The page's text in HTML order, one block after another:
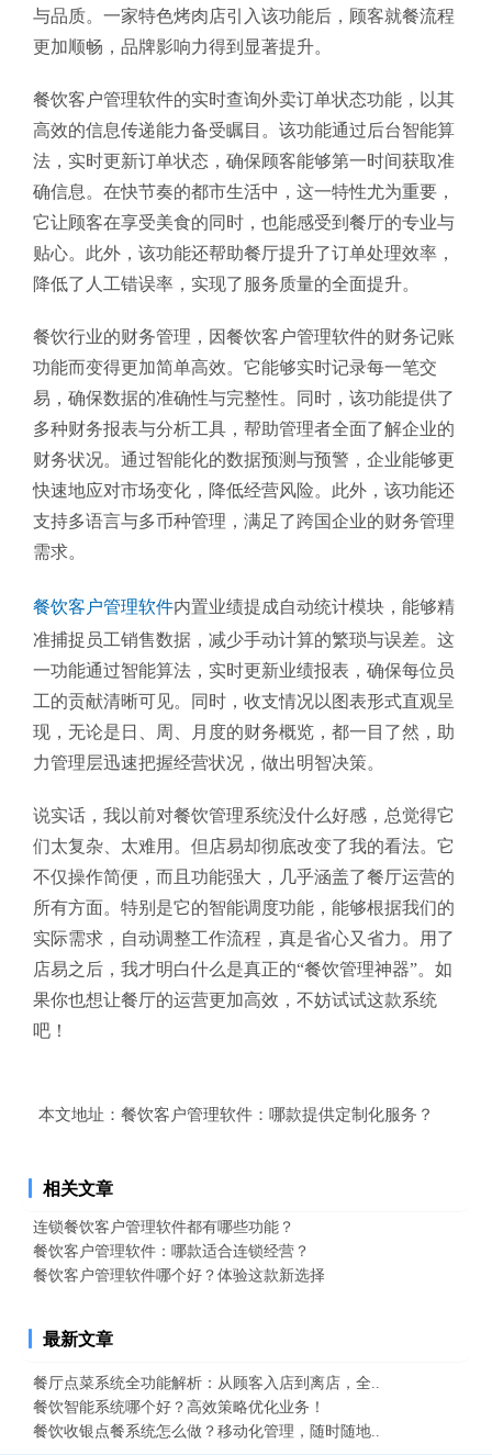
与品质。一家特色烤肉店引入该功能后，顾客就餐流程
更加顺畅，品牌影响力得到显著提升。
餐饮客户管理软件的实时查询外卖订单状态功能，以其
高效的信息传递能力备受瞩目。该功能通过后台智能算
法，实时更新订单状态，确保顾客能够第一时间获取准
确信息。在快节奏的都市生活中，这一特性尤为重要，
它让顾客在享受美食的同时，也能感受到餐厅的专业与
贴心。此外，该功能还帮助餐厅提升了订单处理效率，
降低了人工错误率，实现了服务质量的全面提升。
餐饮行业的财务管理，因餐饮客户管理软件的财务记账
功能而变得更加简单高效。它能够实时记录每一笔交
易，确保数据的准确性与完整性。同时，该功能提供了
多种财务报表与分析工具，帮助管理者全面了解企业的
财务状况。通过智能化的数据预测与预警，企业能够更
快速地应对市场变化，降低经营风险。此外，该功能还
支持多语言与多币种管理，满足了跨国企业的财务管理
需求。
餐饮客户管理软件内置业绩提成自动统计模块，能够精
准捕捉员工销售数据，减少手动计算的繁琐与误差。这
一功能通过智能算法，实时更新业绩报表，确保每位员
工的贡献清晰可见。同时，收支情况以图表形式直观呈
现，无论是日、周、月度的财务概览，都一目了然，助
力管理层迅速把握经营状况，做出明智决策。
说实话，我以前对餐饮管理系统没什么好感，总觉得它
们太复杂、太难用。但店易却彻底改变了我的看法。它
不仅操作简便，而且功能强大，几乎涵盖了餐厅运营的
所有方面。特别是它的智能调度功能，能够根据我们的
实际需求，自动调整工作流程，真是省心又省力。用了
店易之后，我才明白什么是真正的“餐饮管理神器”。如
果你也想让餐厅的运营更加高效，不妨试试这款系统
吧！
本文地址： 餐饮客户管理软件：哪款提供定制化服务？
相关文章
连锁餐饮客户管理软件都有哪些功能？
餐饮客户管理软件：哪款适合连锁经营？
餐饮客户管理软件哪个好？体验这款新选择
最新文章
餐厅点菜系统全功能解析：从顾客入店到离店，全..
餐饮智能系统哪个好？高效策略优化业务！
餐饮收银点餐系统怎么做？移动化管理，随时随地..